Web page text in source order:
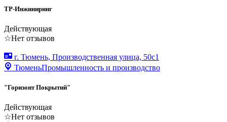
ТР-Инжиниринг
Действующая
☆Нет отзывов
г. Тюмень, Производственная улица, 50с1
ТюменьПромышленность и производство
"Горизонт Покрытий"
Действующая
☆Нет отзывов